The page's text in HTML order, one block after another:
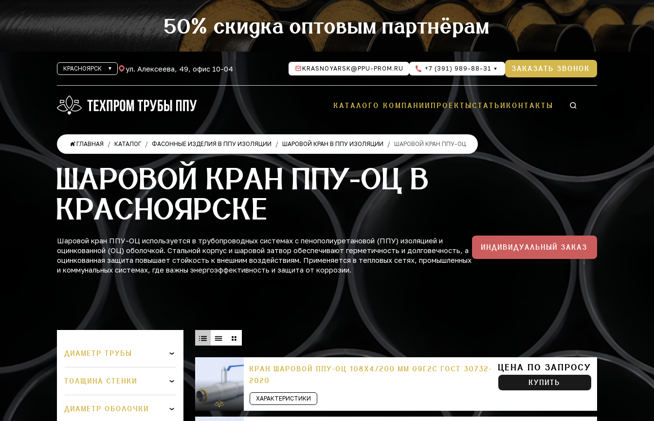
50% скидка оптовым партнёрам
КРАСНОЯРСК ул. Алексеева, 49, офис 10-04 KRASNOYARSK@PPU-PROM.RU +7 (391) 989-88-31 ЗАКАЗАТЬ ЗВОНОК
КАТАЛОГО КОМПАНИИ ПРОЕКТЫСТАТЬИ КОНТАКТЫ
ГЛАВНАЯ КАТАЛОГ ФАСОННЫЕ ИЗДЕЛИЯ В ППУ ИЗОЛЯЦИИ ШАРОВОЙ КРАН В ППУ ИЗОЛЯЦИИ ШАРОВОЙ КРАН ППУ-ОЦ
ШАРОВОЙ КРАН ППУ-ОЦ В
КРАСНОЯРСКЕ
Шаровой кран ППУ-ОЦ используется в трубопроводных системах с пенополиуретановой (ППУ) изоляцией и
оцинкованной (ОЦ) оболочкой. Стальной корпус и шаровой затвор обеспечивают герметичность и долговечность, а
оцинкованная защита повышает стойкость к внешним воздействиям. Применяется в тепловых сетях, промышленных
и коммунальных системах, где важны энергоэффективность и защита от коррозии.
ИНДИВИДУАЛЬНЫЙ ЗАКАЗ
ДИАМЕТР ТРУБЫ
ТОЛЩИНА СТЕНКИ
ДИАМЕТР ОБОЛОЧКИ
КРАН ШАРОВОЙ ППУ-ОЦ 108Х4/200 ММ 09Г2С ГОСТ 30732-
2020
ХАРАКТЕРИСТИКИ
ЦЕНА ПО ЗАПРОСУ
КУПИТЬ